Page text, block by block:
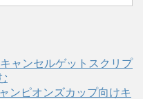
ャンセルゲットスクリプ
ンピオンズカップ向けキ